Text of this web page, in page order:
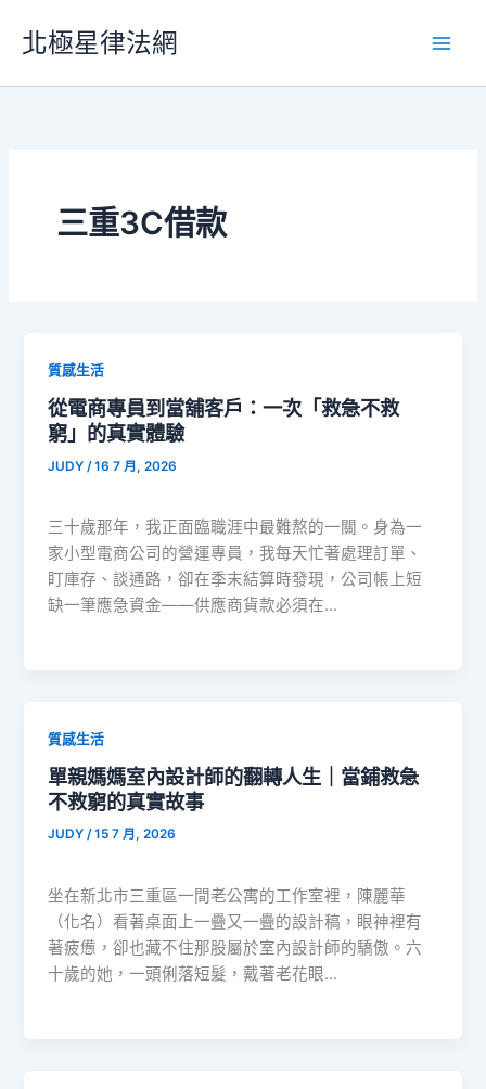
要
北極星律法網
三重3C借款
質感生活
從電商專員到當舖客戶：一次「救急不救
窮」的真實體驗
JUDY /16 7 月, 2026
三十歲那年，我正面臨職涯中最難熬的一關。身為一
家小型電商公司的營運專員，我每天忙著處理訂單、
盯庫存、談通路，卻在季末結算時發現，公司帳上短
缺一筆應急資金——供應商貨款必須在…
質感生活
單親媽媽室內設計師的翻轉人生｜當鋪救急
不救窮的真實故事
JUDY/15 7 月, 2026
坐在新北市三重區一間老公寓的工作室裡，陳麗華
（化名）看著桌面上一疊又一疊的設計稿，眼神裡有
著疲憊，卻也藏不住那股屬於室內設計師的驕傲。六
十歲的她，一頭俐落短髮，戴著老花眼…